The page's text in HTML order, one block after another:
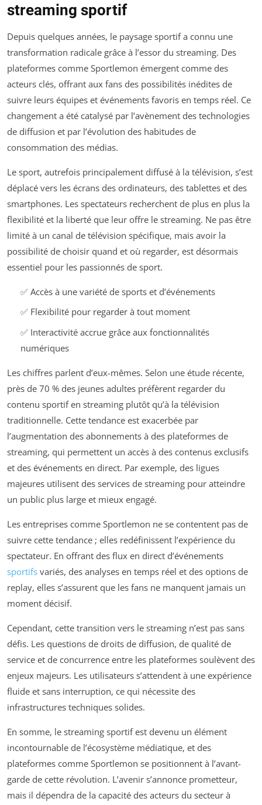
streaming sportif
Depuis quelques années, le paysage sportif a connu une
transformation radicale grâce à l’essor du streaming. Des
plateformes comme Sportlemon émergent comme des
acteurs clés, offrant aux fans des possibilités inédites de
suivre leurs équipes et événements favoris en temps réel. Ce
changement a été catalysé par l’avènement des technologies
de diffusion et par l’évolution des habitudes de
consommation des médias.
Le sport, autrefois principalement diffusé à la télévision, s’est
déplacé vers les écrans des ordinateurs, des tablettes et des
smartphones. Les spectateurs recherchent de plus en plus la
flexibilité et la liberté que leur offre le streaming. Ne pas être
limité à un canal de télévision spécifique, mais avoir la
possibilité de choisir quand et où regarder, est désormais
essentiel pour les passionnés de sport.
✅ Accès à une variété de sports et d’événements
✅ Flexibilité pour regarder à tout moment
✅ Interactivité accrue grâce aux fonctionnalités
numériques
Les chiffres parlent d’eux-mêmes. Selon une étude récente,
près de 70 % des jeunes adultes préfèrent regarder du
contenu sportif en streaming plutôt qu’à la télévision
traditionnelle. Cette tendance est exacerbée par
l’augmentation des abonnements à des plateformes de
streaming, qui permettent un accès à des contenus exclusifs
et des événements en direct. Par exemple, des ligues
majeures utilisent des services de streaming pour atteindre
un public plus large et mieux engagé.
Les entreprises comme Sportlemon ne se contentent pas de
suivre cette tendance ; elles redéfinissent l’expérience du
spectateur. En offrant des flux en direct d’événements
sportifs variés, des analyses en temps réel et des options de
replay, elles s’assurent que les fans ne manquent jamais un
moment décisif.
Cependant, cette transition vers le streaming n’est pas sans
défis. Les questions de droits de diffusion, de qualité de
service et de concurrence entre les plateformes soulèvent des
enjeux majeurs. Les utilisateurs s’attendent à une expérience
fluide et sans interruption, ce qui nécessite des
infrastructures techniques solides.
En somme, le streaming sportif est devenu un élément
incontournable de l’écosystème médiatique, et des
plateformes comme Sportlemon se positionnent à l’avant-
garde de cette révolution. L’avenir s’annonce prometteur,
mais il dépendra de la capacité des acteurs du secteur à